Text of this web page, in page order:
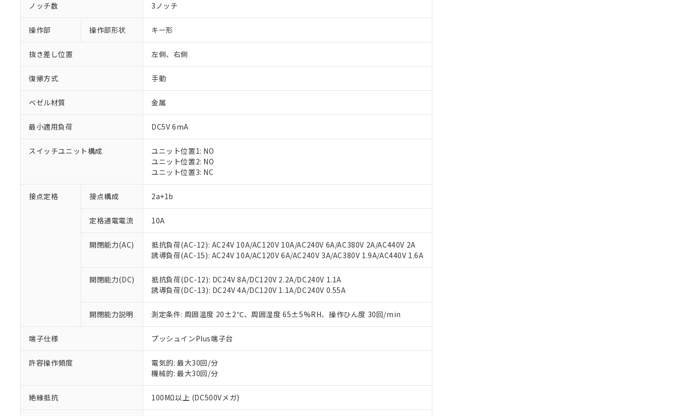
ノッチ数 3ノッチ
操作部 操作部形状 キー形
抜き差し位置 左側、右側
復帰方式 手動
ベゼル材質 金属
最小適用負荷 DC5V 6mA
スイッチユニット構成
ユニット位置1: NO
ユニット位置2: NO
ユニット位置3: NC
接点定格 接点構成 2a+1b
定格通電電流 10A
開閉能力(AC)
抵抗負荷(AC-12): AC24V 10A/AC120V 10A/AC240V 6A/AC380V 2A/AC440V 2A
誘導負荷(AC-15): AC24V 10A/AC120V 6A/AC240V 3A/AC380V 1.9A/AC440V 1.6A
開閉能力(DC)
抵抗負荷(DC-12): DC24V 8A/DC120V 2.2A/DC240V 1.1A
誘導負荷(DC-13): DC24V 4A/DC120V 1.1A/DC240V 0.55A
開閉能力説明 測定条件: 周囲温度 20±2℃、周囲湿度 65±5%RH、操作ひん度 30回/min
端子仕様 プッシュインPlus端子台
許容操作頻度
電気的: 最大30回/分
機械的: 最大30回/分
絶縁抵抗 100MΩ以上 (DC500Vメガ)
ご利用条件
以下の条件をお読みいただき、同意のうえご利用ください。
本サービスは、当社制御機器事業取扱商品の当社在庫状況および標準価格(税抜)を提供させていただ
くものです。
当社制御機器事業取扱商品の中には、本サービスの対象外となる商品もあることをご了承ください。
在庫状況および標準価格照会結果は、記載している更新日時点での社内データに基づき作成されるも
い。
正式な納期状況および標準価格はお客様のお取引先、またはお客様担当のオムロン制御機器販売店・
当社販売員にご相談ください。
オムロン制御機器販売店や当社販売拠点は「販売ネットワーク
」をご確認ください。
在庫状況および標準価格結果を当社の事前の承諾なく第三者に漏洩または開示しないようお願いしま
す。
ている必要があります。
お客様が当ウェブサイト上で当社にご登録された部品リストについて、当社および当社の共同利用者
※1 対応状況
対応済み：EU RoHS指令（10物質）の非含有に対応した製品が提供可能な商品です。
対応予定：EU RoHS指令（10物質）の非含有に対応した製品に切り替える予定のある商品です。
非該当品：ライセンス料など無形物で、有害物質有無と関係のない商品です。
仕入先様の事情により、非含有部品としていたものが、含有品と判明した場合などやむを得ず変更すること
があります。
*EU RoHS指令（10物質）：
六価クロム(Cr(Ⅵ)) 1000ppm以下、ポリ臭化ビフェニル類(PBB) 1000ppm以下、ポリ臭化ジフェニルエーテル類(PBDE) 1000ppm以下、
フタル酸ビス(2-エチルヘキシル) (DEHP)(別名：DOP) 1000ppm以下、フタル酸ブチルベンジル（BBP） 1000ppm以下、フタル酸ジブチ
ル（DBP） 1000ppm以下、フタル酸ジイソブチル (DIBP) 1000ppm以下
但し、RoHS指令で産業用監視および制御機器に対する適用除外項目は除く。
フタル酸エステル類の４物質については閾値を超える意図的な使用がないことを確認しています。
※2 対応予定月
部品在庫の切り替え状況などにより、予定月が前後することがあります。
※3 非含有証明書ダウンロード
※1 中国RoHS○×表
「○」：最大均質材料含有率が中国RoHSの基準値以下であることを示します。
「×」：最大均質材料含有率が中国RoHSの基準値を超えていることを示します。
*中国RoHS10物質の基準値 (GB/T26572)：
Pb(鉛) :1000ppm、 Hg(水銀) : 1000ppm、 Cd(カドミウム) : 100ppm、
Cr(Ⅵ)(六価クロム) : 1000ppm、 PBBs(ポリ臭化ビフェニル類) : 1000ppm、 PBDEs(ポリ臭化ジフェニルエーテル類) : 1000ppm、
DBP(フタル酸ジブチル) : 1000ppm、 DIBP(フタル酸ジイソブチル) : 1000ppm、 BBP(フタル酸ブチルベンジル) : 1000ppm、
DEHP(フタル酸ビス(2-エチルヘキシル)) : 1000ppm
※2 環境保護使用期限
「ｅ」：有害物質（10物質）のすべてが基準値以下であることを示します。
「10」：通常の使用状況下において有害物質が外部に漏えいし、環境に深刻な影響を及ぼさない年数を意
味します。
当社は、これら貴社製品のうち、外国為替および外国貿易法に定める商品（以下｢規制貨物等」とい
う）を輸出または国外への提供する場合は、日本国政府の輸出許可(または役務取引許可)を取得する
などの必要な手続きをとります。
ます。
当社は貴社製品を、核兵器、ミサイル、化学兵器、生物兵器またはその他武器並びにこれらの製造装
当社は、貴社製品を第三者に販売する場合は、上記1、2および3の内容を当該第三者に通知します。
また当社は、販売先および販売に係わる関係者が違法に輸出するおそれがある場合は、取り引きをい
たしません。
記
号
説明
○ 一定数以上の在庫あり
△ 一定数には満たないが在庫あり
－
在庫なし(最新の在庫状況については、お客様のお取引先、またはお客様担当のオムロン制御
機器販売店・当社販売員にご確認ください)
空
白
受注生産機種、また在庫状況の情報を公開していない機種